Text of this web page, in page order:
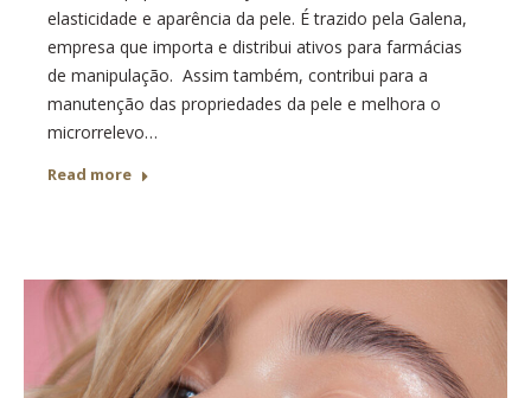
elasticidade e aparência da pele. É trazido pela Galena,
empresa que importa e distribui ativos para farmácias
de manipulação. Assim também, contribui para a
manutenção das propriedades da pele e melhora o
microrrelevo…
Read more